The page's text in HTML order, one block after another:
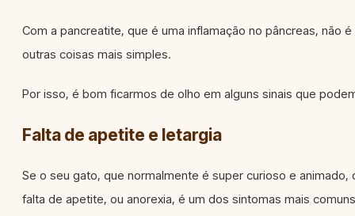
Com a pancreatite, que é uma inflamação no pâncreas,
outras coisas mais simples.
Por isso, é bom ficarmos de olho em alguns sinais que
Falta de apetite e letargia
Se o seu gato, que normalmente é super curioso e
falta de apetite, ou anorexia, é um dos sintomas mais